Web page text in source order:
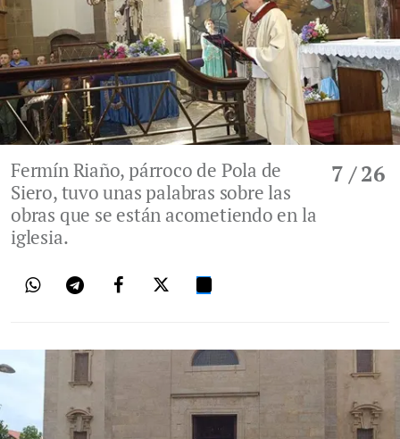
7 / 26
Fermín Riaño, párroco de Pola de
Siero, tuvo unas palabras sobre las
obras que se están acometiendo en la
iglesia.